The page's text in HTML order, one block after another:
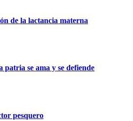
de la lactancia materna
patria se ama y se defiende
pesquero